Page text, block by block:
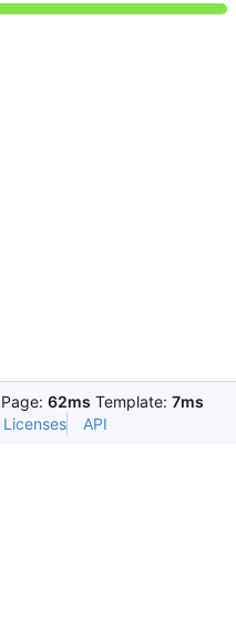
Page: 62ms Template: 7ms
Licenses API